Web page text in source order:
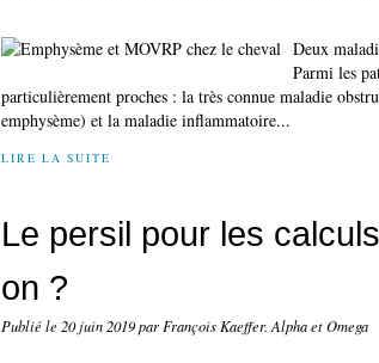
Deux
Parmi les
particulièrement proches : la très connue maladie
emphysème) et la maladie inflammatoire...
LIRE LA SUITE
Le persil pour les
on ?
Publié le 20 juin 2019par François Kaeffer. Alpha et Omega